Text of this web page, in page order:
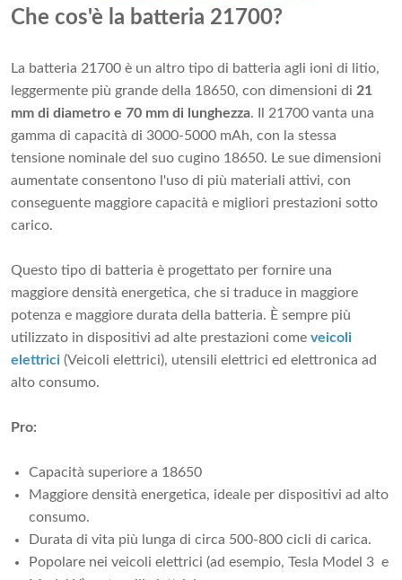
Che cos'è la batteria 21700?
La batteria 21700 è un altro tipo di batteria agli ioni di litio,
leggermente più grande della 18650, con dimensioni di 21
mm di diametro e 70 mm di lunghezza. Il 21700 vanta una
gamma di capacità di 3000-5000 mAh, con la stessa
tensione nominale del suo cugino 18650. Le sue dimensioni
aumentate consentono l'uso di più materiali attivi, con
conseguente maggiore capacità e migliori prestazioni sotto
carico.
Questo tipo di batteria è progettato per fornire una
maggiore densità energetica, che si traduce in maggiore
potenza e maggiore durata della batteria. È sempre più
utilizzato in dispositivi ad alte prestazioni come veicoli
elettrici (Veicoli elettrici), utensili elettrici ed elettronica ad
alto consumo.
Pro:
Capacità superiore a 18650
Maggiore densità energetica, ideale per dispositivi ad alto
consumo.
Durata di vita più lunga di circa 500-800 cicli di carica.
Popolare nei veicoli elettrici (ad esempio, Tesla Model 3 e